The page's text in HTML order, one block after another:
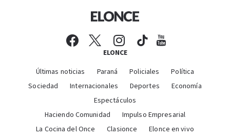
ELONCE
Últimas noticias Paraná Policiales
Política
Sociedad
Internacionales Deportes
Economía
Espectáculos
Haciendo Comunidad
Impulso Empresarial
La Cocina del Once
Clasionce Elonce en vivo